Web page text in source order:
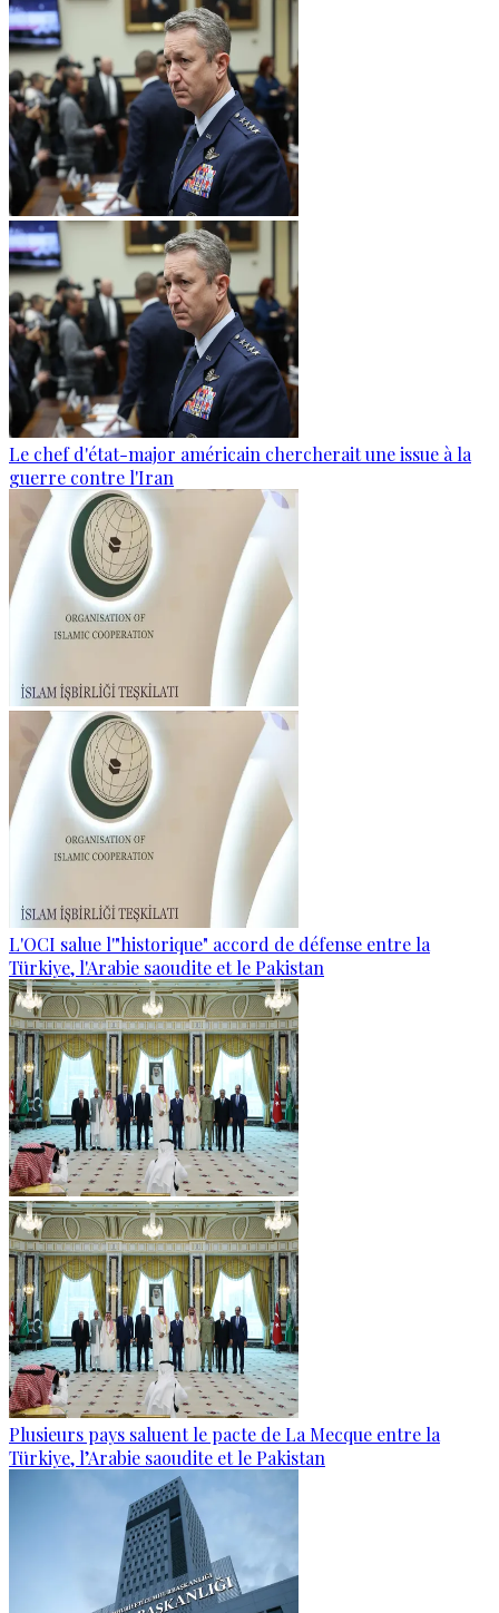
Le chef d'état-major américain chercherait une issue à la
guerre contre l'Iran
L'OCI salue l'"historique" accord de défense entre la
Türkiye, l'Arabie saoudite et le Pakistan
Plusieurs pays saluent le pacte de La Mecque entre la
Türkiye, l’Arabie saoudite et le Pakistan